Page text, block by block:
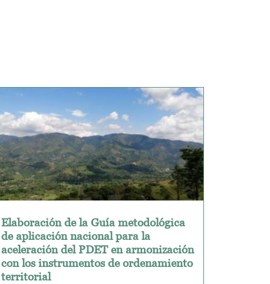
Elaboración de la Guía metodológica
de aplicación nacional para la
aceleración del PDET en armonización
con los instrumentos de ordenamiento
territorial